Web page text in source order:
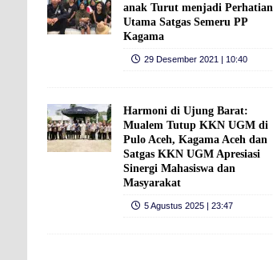
anak Turut menjadi Perhatian
Utama Satgas Semeru PP
Kagama
29 Desember 2021 | 10:40
Harmoni di Ujung Barat:
Mualem Tutup KKN UGM di
Pulo Aceh, Kagama Aceh dan
Satgas KKN UGM Apresiasi
Sinergi Mahasiswa dan
Masyarakat
5 Agustus 2025 | 23:47